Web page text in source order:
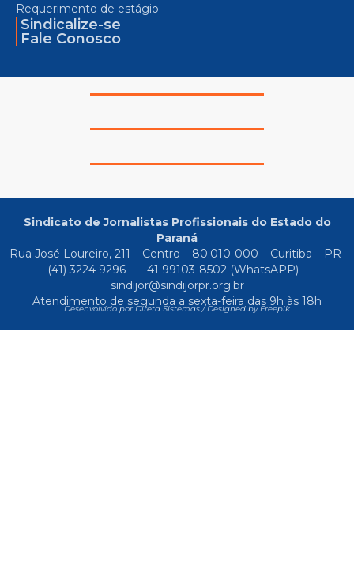
Requerimento de estágio
Sindicalize-se
Fale Conosco
Sindicato de Jornalistas Profissionais do Estado do
Paraná
Rua José Loureiro, 211 – Centro – 80.010-000 – Curitiba – PR
(41) 3224 9296
– 41 99103-8502(WhatsAPP) –
sindijor@sindijorpr.org.br
Atendimento de segunda a sexta-feira das 9h às 18h
Desenvolvido por Direta Sistemas /Designed by Freepik